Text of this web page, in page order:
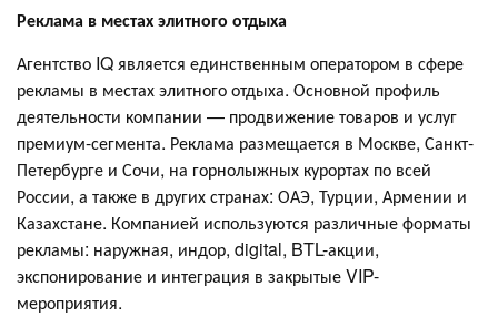
Реклама в местах элитного отдыха
Агентство IQ является единственным оператором в сфере
рекламы в местах элитного отдыха. Основной профиль
деятельности компании — продвижение товаров и услуг
премиум-сегмента. Реклама размещается в Москве, Санкт-
Петербурге и Сочи, на горнолыжных курортах по всей
России, а также в других странах: ОАЭ, Турции, Армении и
Казахстане. Компанией используются различные форматы
рекламы: наружная, индор, digital, BTL-акции,
экспонирование и интеграция в закрытые VIP-
мероприятия.